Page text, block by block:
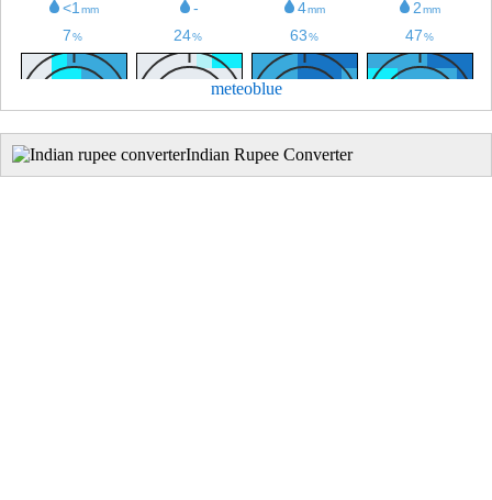
meteoblue
Indian Rupee Converter